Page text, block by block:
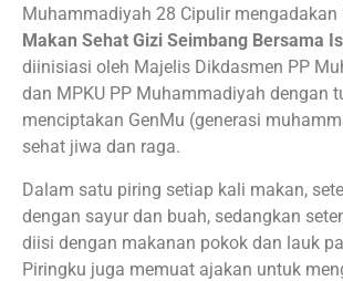
Muhammadiyah 28 Cipulir mengadakan
Makan Sehat Gizi Seimbang Bersama
diinisiasi oleh Majelis Dikdasmen PP
dan MPKU PP Muhammadiyah dengan
menciptakan GenMu (generasi
sehat jiwa dan raga.
Dalam satu piring setiap kali makan,
dengan sayur dan buah, sedangkan
diisi dengan makanan pokok dan lauk
Piringku juga memuat ajakan untuk